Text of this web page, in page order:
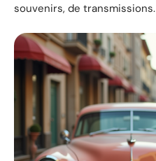
souvenirs, de transmissions.